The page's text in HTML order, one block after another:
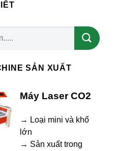
SẢN XUẤT
Máy Laser CO2
→ Loại mini và khổ
lớn
→ Sản xuất trong